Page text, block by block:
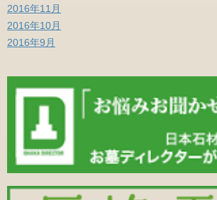
2016年11月
2016年10月
2016年9月